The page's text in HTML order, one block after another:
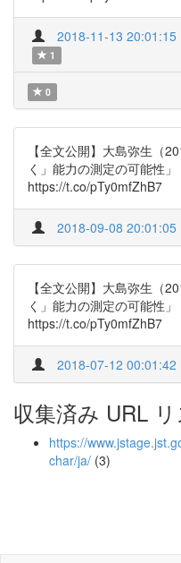
2018-11-13 20:01:15
1
0
【全文公開】大島弥生（
く」能力の測定の可能性
https://t.co/pTy0mfZhB7
2018-09-08 20:01:05
【全文公開】大島弥生（
く」能力の測定の可能性
https://t.co/pTy0mfZhB7
2018-07-12 00:01:42
収集済み URL リ
https://
char/ja/ (3)